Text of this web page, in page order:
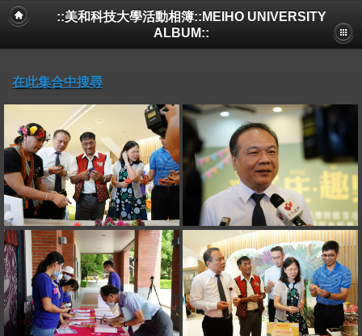
::美和科技大學活動相簿::MEIHO UNIVERSITY
ALBUM::
在此集合中搜尋